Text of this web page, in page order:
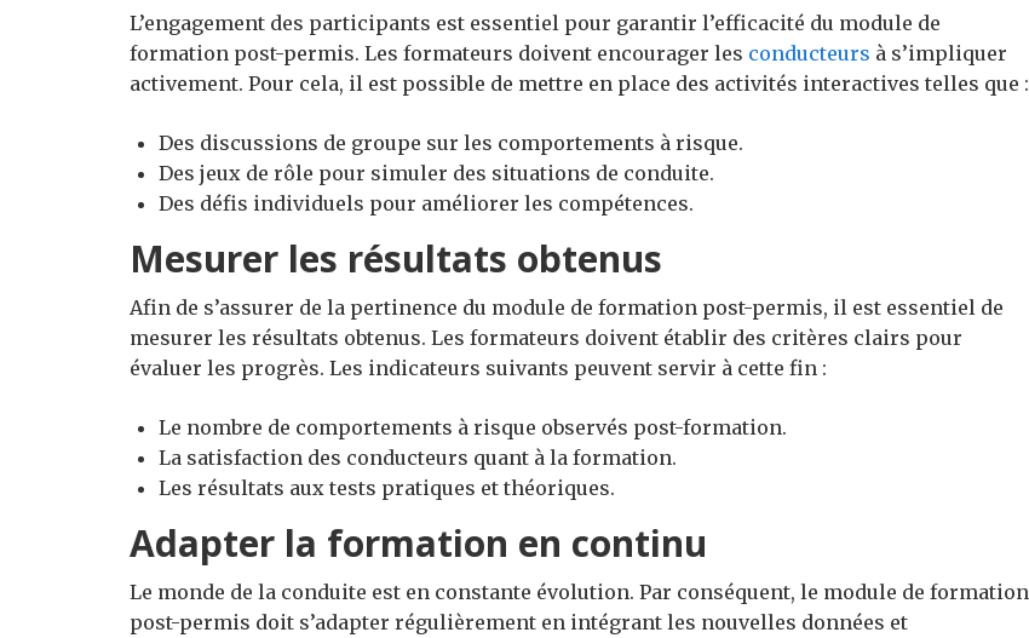
L’engagement des participants est essentiel pour garantir l’efficacité du module de
formation post-permis. Les formateurs doivent encourager les conducteurs à s’impliquer
activement. Pour cela, il est possible de mettre en place des activités interactives telles que :
Des discussions de groupe sur les comportements à risque.
Des jeux de rôle pour simuler des situations de conduite.
Des défis individuels pour améliorer les compétences.
Mesurer les résultats obtenus
Afin de s’assurer de la pertinence du module de formation post-permis, il est essentiel de
mesurer les résultats obtenus. Les formateurs doivent établir des critères clairs pour
évaluer les progrès. Les indicateurs suivants peuvent servir à cette fin :
Le nombre de comportements à risque observés post-formation.
La satisfaction des conducteurs quant à la formation.
Les résultats aux tests pratiques et théoriques.
Adapter la formation en continu
Le monde de la conduite est en constante évolution. Par conséquent, le module de formation
post-permis doit s’adapter régulièrement en intégrant les nouvelles données et